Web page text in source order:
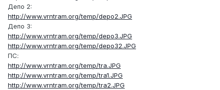
Депо 2:
http://www.vrntram.org/temp/depo2.JPG
Депо 3:
http://www.vrntram.org/temp/depo3.JPG
http://www.vrntram.org/temp/depo32.JPG
ПС:
http://www.vrntram.org/temp/tra.JPG
http://www.vrntram.org/temp/tra1.JPG
http://www.vrntram.org/temp/tra2.JPG